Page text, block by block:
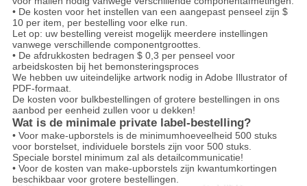
• De kosten voor het instellen van een aangepast penseel zijn $
10 per item, per bestelling voor elke run.
Let op: uw bestelling vereist mogelijk meerdere instellingen
vanwege verschillende componentgroottes.
• De afdrukkosten bedragen $ 0,3 per penseel voor
arbeidskosten bij het bemonsteringsproces
We hebben uw uiteindelijke artwork nodig in Adobe Illustrator of
PDF-formaat.
De kosten voor bulkbestellingen of grotere bestellingen in ons
aanbod per eenheid zullen voor u dekken!
Wat is de minimale private label-bestelling?
• Voor make-upborstels is de minimumhoeveelheid 500 stuks
voor borstelset, individuele borstels zijn voor 500 stuks.
Speciale borstel minimum zal als detailcommunicatie!
• Voor de kosten van make-upborstels zijn kwantumkortingen
beschikbaar voor grotere bestellingen.